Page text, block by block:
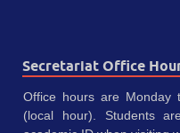
Secretariat Office
Office hours are Monday
(local hour). Students